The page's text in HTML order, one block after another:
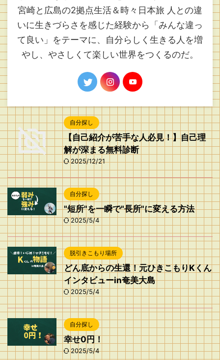
宮崎と広島の2拠点生活＆時々日本旅 人との違
いに生きづらさを感じた経験から「みんな違っ
て良い」をテーマに、自分らしく生きる人を増
やし、やさしくて楽しい世界をつくるのだ。
自分探し
【自己紹介が苦手な人必見！】自己理
解が深まる無料診断
2025/12/21
自分探し
"短所"を一瞬で"長所"に変える方法
2025/5/4
脱引きこもり場所
どん底からの生還！元ひきこもりKくん
インタビューin奄美大島
2025/5/4
自分探し
幸せ0円！
2025/5/4